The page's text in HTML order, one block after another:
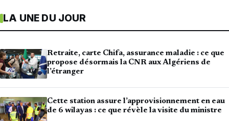
LA UNE DU JOUR
Retraite, carte Chifa, assurance maladie : ce que
propose désormais la CNR aux Algériens de
l’étranger
Cette station assure l’approvisionnement en eau
de 6 wilayas : ce que révèle la visite du ministre